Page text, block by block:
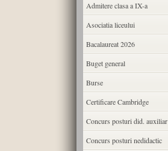
Admitere clasa a IX-a
Asociatia liceului
Bacalaureat 2026
Buget general
Burse
Certificare Cambridge
Concurs posturi did. auxiliar
Concurs posturi nedidactic